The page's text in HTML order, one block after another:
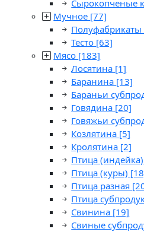
Сырокопченые
Мучное [77]
Полуфабрикаты
Тесто [63]
Мясо [183]
Лосятина [1]
Баранина [13]
Бараньи
Говядина [20]
Говяжьи
Козлятина [5]
Кролятина [2]
Птица (индейка)
Птица (куры)
Птица разная
Птица
Свинина [19]
Свиные